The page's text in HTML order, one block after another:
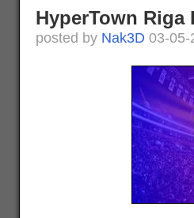
HyperTown Riga
posted by Nak3D 03-05-